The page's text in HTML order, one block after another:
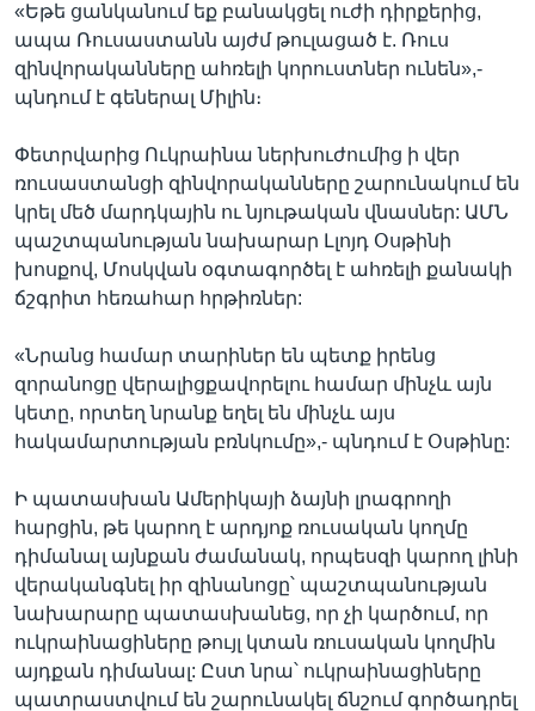
«Եթե ցանկանում եք բանակցել ուժի դիրքերից,
ապա Ռուսաստանն այժմ թուլացած է. Ռուս
զինվորականները ահռելի կորուստներ ունեն»,-
պնդում է գեներալ Միլին։
Փետրվարից Ուկրաինա ներխուժումից ի վեր
ռուսաստանցի զինվորականները շարունակում են
կրել մեծ մարդկային ու նյութական վնասներ: ԱՄՆ
պաշտպանության նախարար Լլոյդ Օսթինի
խոսքով, Մոսկվան օգտագործել է ահռելի քանակի
ճշգրիտ հեռահար հրթիռներ:
«Նրանց համար տարիներ են պետք իրենց
զորանոցը վերալիցքավորելու համար մինչև այն
կետը, որտեղ նրանք եղել են մինչև այս
հակամարտության բռնկումը»,- պնդում է Օսթինը:
Ի պատասխան Ամերիկայի ձայնի լրագրողի
հարցին, թե կարող է արդյոք ռուսական կողմը
դիմանալ այնքան ժամանակ, որպեսզի կարող լինի
վերականգնել իր զինանոցը՝ պաշտպանության
նախարարը պատասխանեց, որ չի կարծում, որ
ուկրաինացիները թույլ կտան ռուսական կողմին
այդքան դիմանալ: Ըստ նրա՝ ուկրաինացիները
պատրաստվում են շարունակել ճնշում գործադրել